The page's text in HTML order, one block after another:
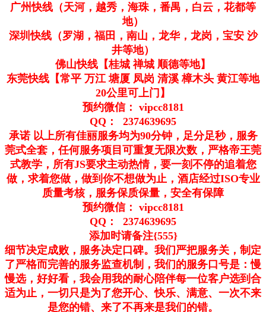
广州快线（天河，越秀，海珠，番禺，白云，花都等
地）
深圳快线（罗湖，福田，南山，龙华，龙岗，宝安 沙
井等地）
佛山快线【桂城 禅城 顺德等地】
东莞快线【常平 万江 塘厦 凤岗 清溪 樟木头 黄江等地
20公里可上门】
预约微信： vipcc8181
QQ： 2374639695
承诺 以上所有佳丽服务均为90分钟，足分足秒，服务
莞式全套，任何服务项目可重复无限次数，严格帝王莞
式教学，所有JS要求主动热情，要一刻不停的追着您
做，求着您做，做到你不想做为止，酒店经过ISO专业
质量考核，服务保质保量，安全有保障
预约微信： vipcc8181
QQ： 2374639695
添加时请备注{555}
细节决定成败，服务决定口碑。我们严把服务关，制定
了严格而完善的服务监查机制，我们的服务口号是：慢
慢选，好好看，我会用我的耐心陪伴每一位客户选到合
适为止，一切只是为了您开心、快乐、满意、一次不来
是您的错、来了不再来是我们的错。